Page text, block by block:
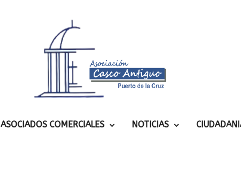
ASOCIADOS COMERCIALES NOTICIAS